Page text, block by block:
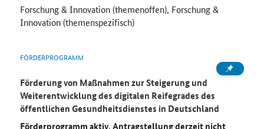
Forschung & Innovation (themenoffen), Forschung &
Innovation (themenspezifisch)
FÖRDERPROGRAMM
Förderung von Maßnahmen zur Steigerung und
Weiterentwicklung des digitalen Reifegrades des
öffentlichen Gesundheitsdienstes in Deutschland
Förderprogramm aktiv, Antragstellung derzeit nicht